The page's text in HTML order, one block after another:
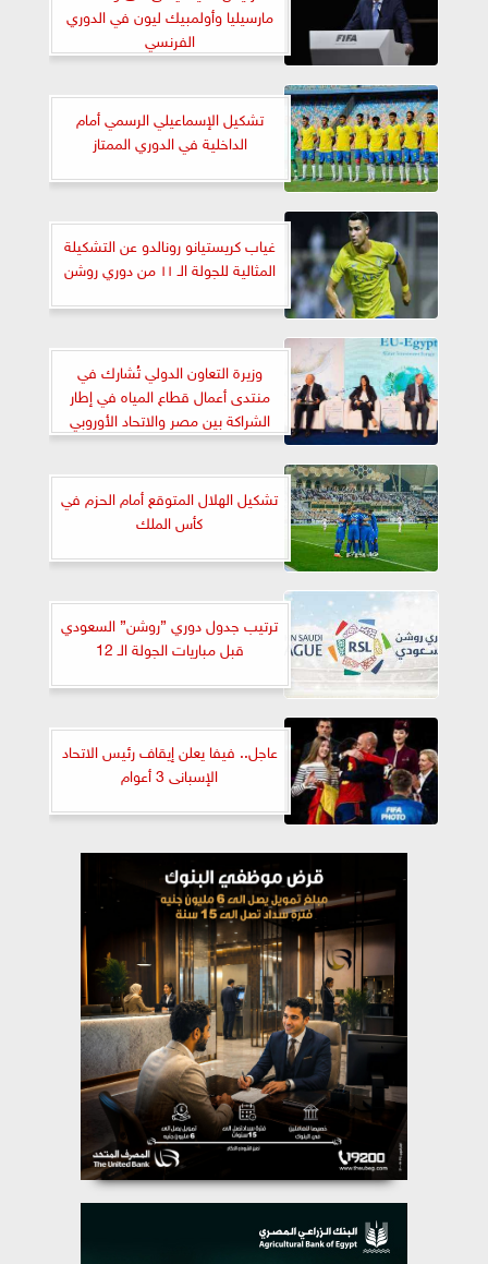
مارسيليا وأولمبيك ليون في الدوري
الفرنسي
تشكيل الإسماعيلي الرسمي أمام
الداخلية في الدوري الممتاز
غياب كريستيانو رونالدو عن التشكيلة
المثالية للجولة الـ ١١ من دوري روشن
وزيرة التعاون الدولي تُشارك في
منتدى أعمال قطاع المياه في إطار
الشراكة بين مصر والاتحاد الأوروبي
تشكيل الهلال المتوقع أمام الحزم في
كأس الملك
ترتيب جدول دوري ”روشن” السعودي
قبل مباريات الجولة الـ 12
عاجل.. فيفا يعلن إيقاف رئيس الاتحاد
الإسبانى 3 أعوام